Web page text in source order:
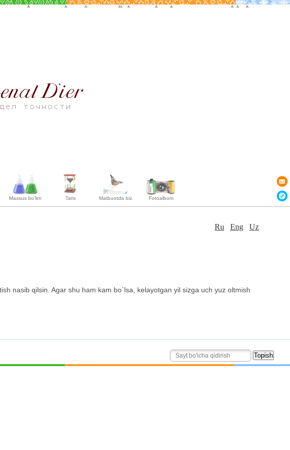
Maxsus bo’lim Tarix Matbuotda biz Fotoalbom
Ru Eng Uz
nasib qilsin. Agar shu ham kam bo`lsa, kelayotgan yil sizga uch yuz oltmish